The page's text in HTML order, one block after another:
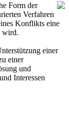
Form der
Verfahren
Konflikts eine
wird.
einer
einer
und
Interessen